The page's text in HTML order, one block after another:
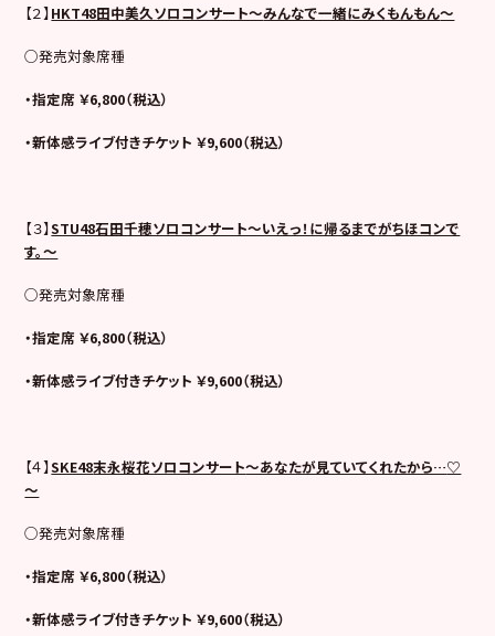
【２】HKT48田中美久ソロコンサート～みんなで一緒にみくもんもん～
○発売対象席種
・指定席 ￥6,800（税込）
・新体感ライブ付きチケット ￥9,600（税込）
【３】STU48石田千穂ソロコンサート～いえっ！に帰るまでがちほコンで
す。～
○発売対象席種
・指定席 ￥6,800（税込）
・新体感ライブ付きチケット ￥9,600（税込）
【４】SKE48末永桜花ソロコンサート～あなたが見ていてくれたから…♡
～
○発売対象席種
・指定席 ￥6,800（税込）
・新体感ライブ付きチケット ￥9,600（税込）